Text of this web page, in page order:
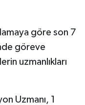
göre son 7
göreve
uzmanlıkları
Uzmanı, 1